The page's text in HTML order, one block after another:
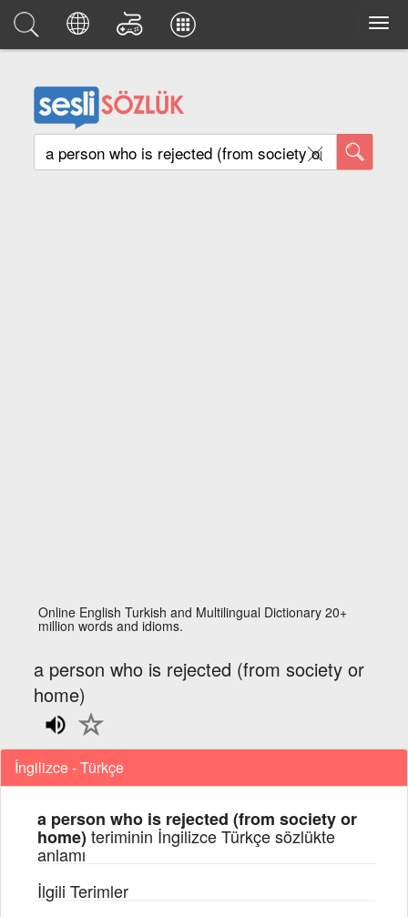
Online English Turkish and Multilingual Dictionary 20+
million words and idioms.
a person who is rejected (from society or
home)
İngilizce - Türkçe
a person who is rejected (from society or
home) teriminin İngilizce Türkçe sözlükte
anlamı
İlgili Terimler